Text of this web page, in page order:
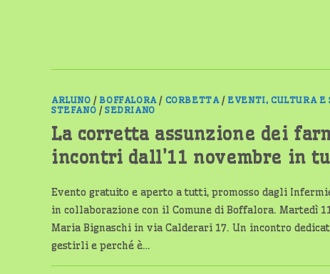
MULTISENSORIALE
ARLUNO / BOFFALORA/ CORBETTA/ EVENTI, CULTURA E
STEFANO /SEDRIANO
La corretta assunzione dei
incontri dall’11 novembre in
Evento gratuito e aperto a tutti, promosso dagli
in collaborazione con il Comune di Boffalora. Martedì
Maria Bignaschi in via Calderari 17. Un incontro
gestirli e perché è…